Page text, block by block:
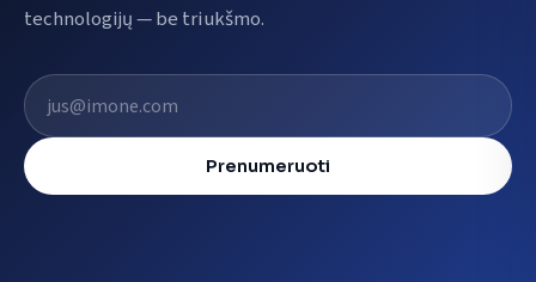
technologijų — be triukšmo.
El. pašto adresas
Prenumeruoti